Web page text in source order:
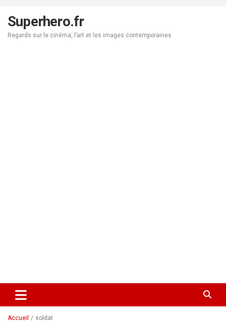
contenu
Superhero.fr
Regards sur le cinéma, l’art et les images contemporaines
Accueil soldat